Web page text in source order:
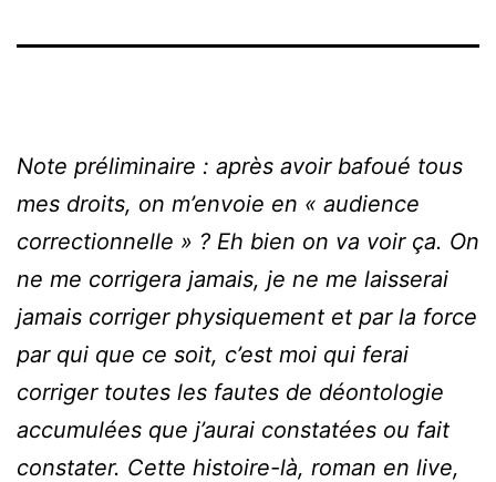
Note préliminaire : après avoir bafoué tous
mes droits, on m’envoie en « audience
correctionnelle » ? Eh bien on va voir ça. On
ne me corrigera jamais, je ne me laisserai
jamais corriger physiquement et par la force
par qui que ce soit, c’est moi qui ferai
corriger toutes les fautes de déontologie
accumulées que j’aurai constatées ou fait
constater. Cette histoire-là, roman en live,